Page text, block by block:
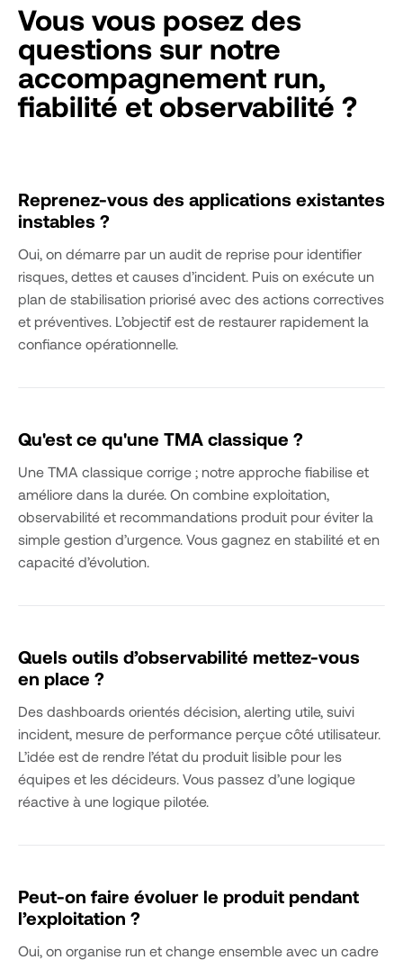
Vous vous posez des
questions sur notre
accompagnement run,
fiabilité et observabilité ?
Reprenez-vous des applications existantes
instables ?
Oui, on démarre par un audit de reprise pour identifier
risques, dettes et causes d’incident. Puis on exécute un
plan de stabilisation priorisé avec des actions correctives
et préventives. L’objectif est de restaurer rapidement la
confiance opérationnelle.
Qu'est ce qu'une TMA classique ?
Une TMA classique corrige ; notre approche fiabilise et
améliore dans la durée. On combine exploitation,
observabilité et recommandations produit pour éviter la
simple gestion d’urgence. Vous gagnez en stabilité et en
capacité d’évolution.
Quels outils d’observabilité mettez-vous
en place ?
Des dashboards orientés décision, alerting utile, suivi
incident, mesure de performance perçue côté utilisateur.
L’idée est de rendre l’état du produit lisible pour les
équipes et les décideurs. Vous passez d’une logique
réactive à une logique pilotée.
Peut-on faire évoluer le produit pendant
l’exploitation ?
Oui, on organise run et change ensemble avec un cadre